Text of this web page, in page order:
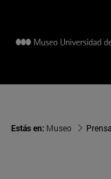
Estás en: Museo Prensa